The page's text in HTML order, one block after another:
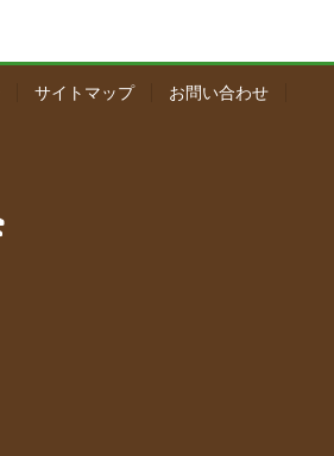
サイトマップ お問い合わせ